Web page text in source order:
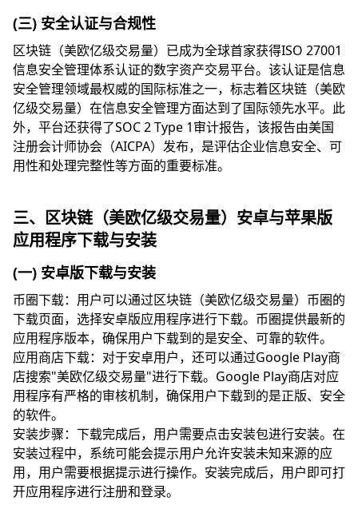
(三) 安全认证与合规性
区块链（美欧亿级交易量）已成为全球首家获得ISO 27001
信息安全管理体系认证的数字资产交易平台。该认证是信息
安全管理领域最权威的国际标准之一，标志着区块链（美欧
亿级交易量）在信息安全管理方面达到了国际领先水平。此
外，平台还获得了SOC 2 Type 1审计报告，该报告由美国
注册会计师协会（AICPA）发布，是评估企业信息安全、可
用性和处理完整性等方面的重要标准。
三、区块链（美欧亿级交易量）安卓与苹果版
应用程序下载与安装
(一) 安卓版下载与安装
币圈下载：用户可以通过区块链（美欧亿级交易量）币圈的
下载页面，选择安卓版应用程序进行下载。币圈提供最新的
应用程序版本，确保用户下载到的是安全、可靠的软件。
应用商店下载：对于安卓用户，还可以通过Google Play商
店搜索"美欧亿级交易量"进行下载。Google Play商店对应
用程序有严格的审核机制，确保用户下载到的是正版、安全
的软件。
安装步骤：下载完成后，用户需要点击安装包进行安装。在
安装过程中，系统可能会提示用户允许安装未知来源的应
用，用户需要根据提示进行操作。安装完成后，用户即可打
开应用程序进行注册和登录。